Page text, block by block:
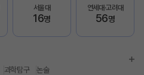
서울대
16명
연세대·고려대
56명
과학탐구 논술